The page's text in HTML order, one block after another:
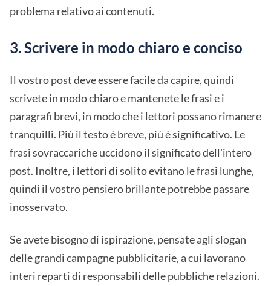
problema relativo ai contenuti.
3. Scrivere in modo chiaro e conciso
Il vostro post deve essere facile da capire, quindi
scrivete in modo chiaro e mantenete le frasi e i
paragrafi brevi, in modo che i lettori possano rimanere
tranquilli. Più il testo è breve, più è significativo. Le
frasi sovraccariche uccidono il significato dell'intero
post. Inoltre, i lettori di solito evitano le frasi lunghe,
quindi il vostro pensiero brillante potrebbe passare
inosservato.
Se avete bisogno di ispirazione, pensate agli slogan
delle grandi campagne pubblicitarie, a cui lavorano
interi reparti di responsabili delle pubbliche relazioni.